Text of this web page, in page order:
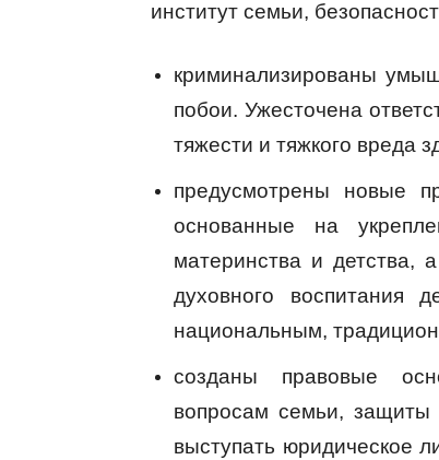
институт семьи,
криминализированы
побои. Ужесточена
тяжести и тяжкого вреда
предусмотрены новые
основанные на
материнства и детства,
духовного воспитания
национальным,
созданы правовые
вопросам семьи,
выступать юридическое